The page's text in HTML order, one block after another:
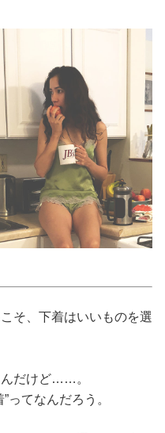
そ、下着はいいものを選
んだけど……。
ってなんだろう。